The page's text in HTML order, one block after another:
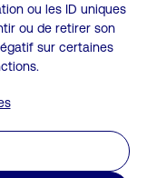
ou les ID uniques
ou de retirer son
sur certaines